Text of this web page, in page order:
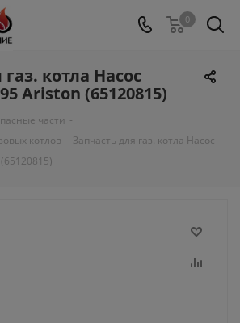
0
котла Насос
Ariston (65120815)
части -
котлов - Запчасть для газ. котла Насос